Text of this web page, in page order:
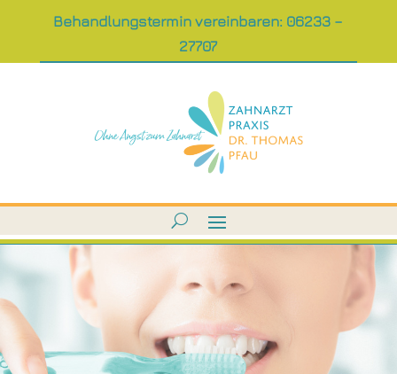
Behandlungstermin vereinbaren: 06233 –
27707